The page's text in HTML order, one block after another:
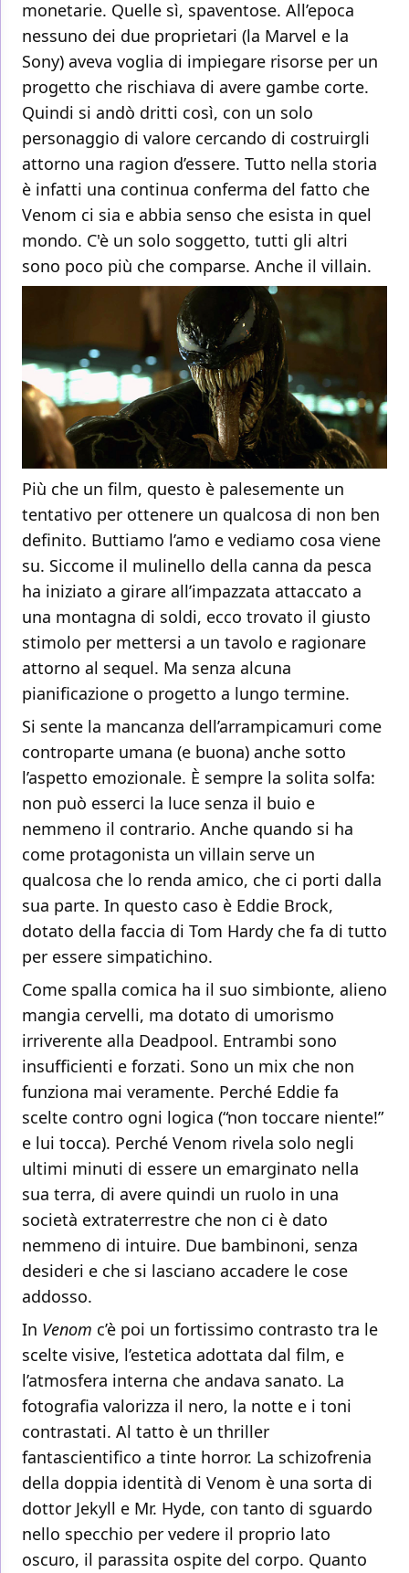
monetarie. Quelle sì, spaventose. All’epoca
nessuno dei due proprietari (la Marvel e la
Sony) aveva voglia di impiegare risorse per un
progetto che rischiava di avere gambe corte.
Quindi si andò dritti così, con un solo
personaggio di valore cercando di costruirgli
attorno una ragion d’essere. Tutto nella storia
è infatti una continua conferma del fatto che
Venom ci sia e abbia senso che esista in quel
mondo. C'è un solo soggetto, tutti gli altri
sono poco più che comparse. Anche il villain.
Più che un film, questo è palesemente un
tentativo per ottenere un qualcosa di non ben
definito. Buttiamo l’amo e vediamo cosa viene
su. Siccome il mulinello della canna da pesca
ha iniziato a girare all’impazzata attaccato a
una montagna di soldi, ecco trovato il giusto
stimolo per mettersi a un tavolo e ragionare
attorno al sequel. Ma senza alcuna
pianificazione o progetto a lungo termine.
Si sente la mancanza dell’arrampicamuri come
controparte umana (e buona) anche sotto
l’aspetto emozionale. È sempre la solita solfa:
non può esserci la luce senza il buio e
nemmeno il contrario. Anche quando si ha
come protagonista un villain serve un
qualcosa che lo renda amico, che ci porti dalla
sua parte. In questo caso è Eddie Brock,
dotato della faccia di Tom Hardy che fa di tutto
per essere simpatichino.
Come spalla comica ha il suo simbionte, alieno
mangia cervelli, ma dotato di umorismo
irriverente alla Deadpool. Entrambi sono
insufficienti e forzati. Sono un mix che non
funziona mai veramente. Perché Eddie fa
scelte contro ogni logica (“non toccare niente!”
e lui tocca). Perché Venom rivela solo negli
ultimi minuti di essere un emarginato nella
sua terra, di avere quindi un ruolo in una
società extraterrestre che non ci è dato
nemmeno di intuire. Due bambinoni, senza
desideri e che si lasciano accadere le cose
addosso.
In Venom c’è poi un fortissimo contrasto tra le
scelte visive, l’estetica adottata dal film, e
l’atmosfera interna che andava sanato. La
fotografia valorizza il nero, la notte e i toni
contrastati. Al tatto è un thriller
fantascientifico a tinte horror. La schizofrenia
della doppia identità di Venom è una sorta di
dottor Jekyll e Mr. Hyde, con tanto di sguardo
nello specchio per vedere il proprio lato
oscuro, il parassita ospite del corpo. Quanto